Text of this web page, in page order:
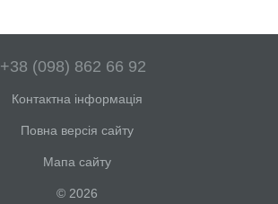
+38 (098) 862 66 92
Контактна інформація
Повна версія сайту
Мапа сайту
© 2026